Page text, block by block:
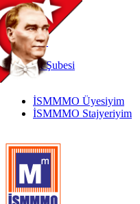
TR
|
EN
İnternetŞubesi
İSMMMO Üyesiyim
İSMMMO Stajyeriyim